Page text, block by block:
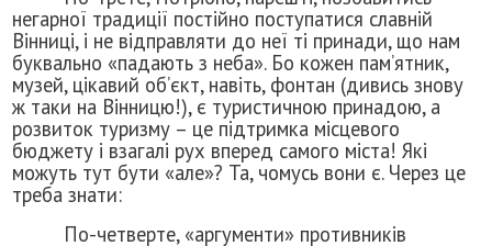
негарної традиції постійно поступатися славній
Вінниці, і не відправляти до неї ті принади, що нам
буквально «падають з неба». Бо кожен пам’ятник,
музей, цікавий об’єкт, навіть, фонтан (дивись знову
ж таки на Вінницю!), є туристичною принадою, а
розвиток туризму – це підтримка місцевого
бюджету і взагалі рух вперед самого міста! Які
можуть тут бути «але»? Та, чомусь вони є. Через це
треба знати:
По-четверте, «аргументи» противників